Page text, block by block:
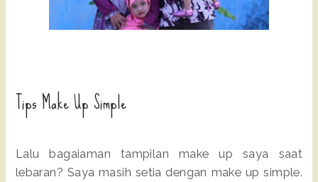
Tips Make Up Simple
Lalu bagaiaman tampilan make up saya saat
lebaran? Saya masih setia dengan make up simple.